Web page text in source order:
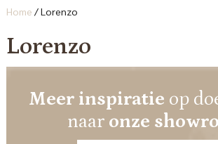
Home /Lorenzo
Lorenzo
Meer inspiratie op
naar onze